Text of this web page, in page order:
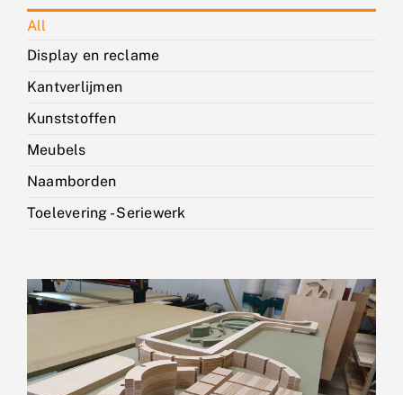
Portfolio
Offerte aanvraag
Contact
All
Display en reclame
Kantverlijmen
Kunststoffen
Meubels
Naamborden
Toelevering - Seriewerk